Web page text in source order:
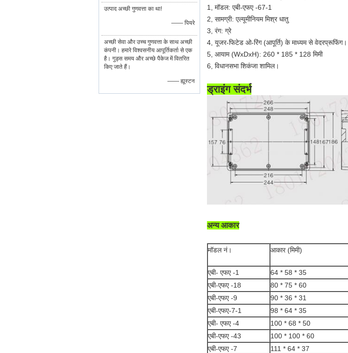
उत्पाद अच्छी गुणवत्ता का था!
—— पियरे
अच्छी सेवा और उच्च गुणवत्ता के साथ अच्छी
कंपनी। हमारे विश्वसनीय आपूर्तिकर्ता से एक
है। गुड्स समय और अच्छे पैकेज में वितरित
किए जाते हैं।
—— ह्यूस्टन
1, मॉडल: एबी-एफए -67-1
2, सामग्री: एल्यूमीनियम मिश्र धातु
3, रंग: ग्रे
4, यूजर-फिटेड ओ-रिंग (आपूर्ति) के माध्यम से वेदरप्रूफिंग।
5, आयाम (WxDxH): 260 * 185 * 128 मिमी
6, विधानसभा शिकंजा शामिल।
ड्राइंग संदर्भ
अन्य आकार
मॉडल नं। आकार (मिमी)
एबी- एफए -1 64 * 58 * 35
एबी-एफए -18
80 * 75 * 60
एबी-एफए -9
90 * 36 * 31
एबी-एफए-7-1
98 * 64 * 35
एबी- एफए -4
100 * 68 * 50
एबी-एफए -43
100 * 100 * 60
एबी-एफए -7
111 * 64 * 37